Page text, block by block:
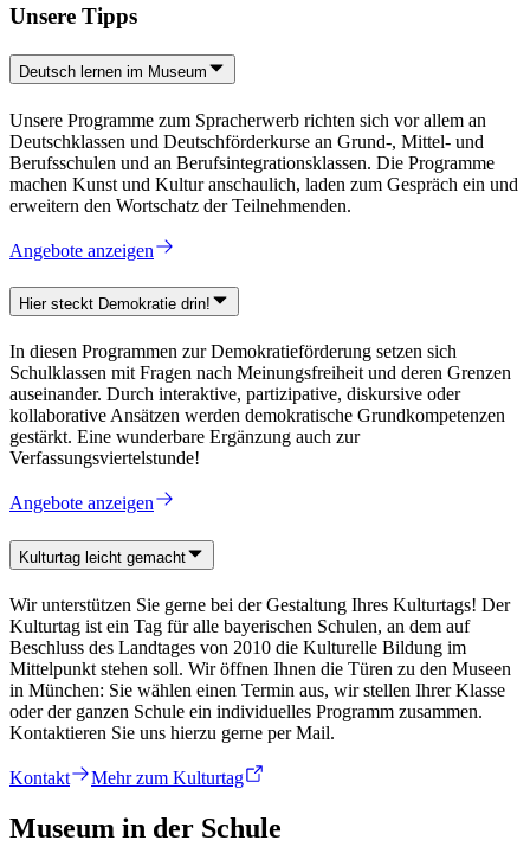
Unsere Tipps
Deutsch lernen im Museum
Unsere Programme zum Spracherwerb richten sich vor allem an
Deutschklassen und Deutschförderkurse an Grund-, Mittel- und
Berufsschulen und an Berufsintegrationsklassen. Die Programme
machen Kunst und Kultur anschaulich, laden zum Gespräch ein und
erweitern den Wortschatz der Teilnehmenden.
Angebote anzeigen
Hier steckt Demokratie drin!
In diesen Programmen zur Demokratieförderung setzen sich
Schulklassen mit Fragen nach Meinungsfreiheit und deren Grenzen
auseinander. Durch interaktive, partizipative, diskursive oder
kollaborative Ansätzen werden demokratische Grundkompetenzen
gestärkt. Eine wunderbare Ergänzung auch zur
Verfassungsviertelstunde!
Angebote anzeigen
Kulturtag leicht gemacht
Wir unterstützen Sie gerne bei der Gestaltung Ihres Kulturtags! Der
Kulturtag ist ein Tag für alle bayerischen Schulen, an dem auf
Beschluss des Landtages von 2010 die Kulturelle Bildung im
Mittelpunkt stehen soll. Wir öffnen Ihnen die Türen zu den Museen
in München: Sie wählen einen Termin aus, wir stellen Ihrer Klasse
oder der ganzen Schule ein individuelles Programm zusammen.
Kontaktieren Sie uns hierzu gerne per Mail.
Kontakt Mehr zum Kulturtag
Museum in der Schule